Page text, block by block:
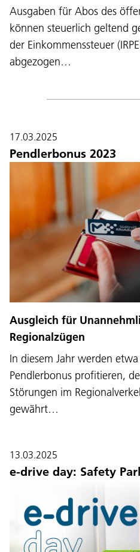
Ausgaben für Abos des
können steuerlich geltend
der Einkommenssteuer
abgezogen…
17.03.2025
Pendlerbonus 2023
Ausgleich für
Regionalzügen
In diesem Jahr werden
Pendlerbonus profitieren,
Störungen im
gewährt…
13.03.2025
e-drive day: Safety